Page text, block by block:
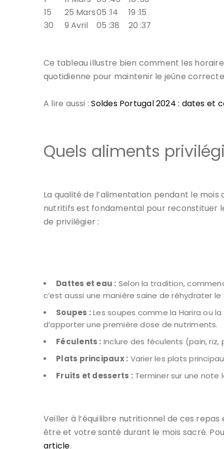
15
25 Mars05 :14
19 :15
30
9 Avril 05 :38 20 :37
Ce tableau illustre bien comment les
quotidienne pour maintenir le jeûne
A lire aussi :Soldes Portugal 2024 : dates et
Quels aliments
La qualité de l’alimentation pendant le
nutritifs est fondamental pour reconstituer
de privilégier :
Dattes et eau : Selon la tradition,
c’est aussi une manière saine de réhydrater
Soupes :Les soupes comme la Harira ou
d’apporter une première dose de nutriments.
Féculents : Inclure des féculents (pain, riz,
Plats principaux : Varier les plats
Fruits et desserts :Terminer sur une note
Veiller à l’équilibre nutritionnel de ces
être et votre santé durant le mois sacré.
article.